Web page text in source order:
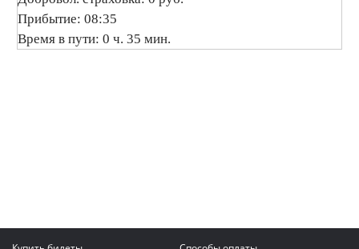
Прибытие: 08:35
Время в пути: 0 ч. 35 мин.